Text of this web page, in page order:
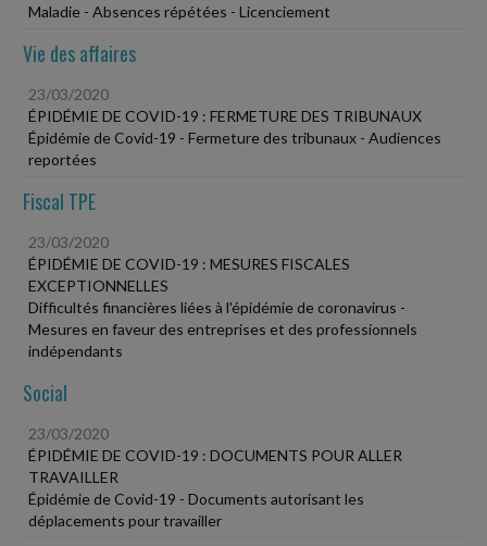
Maladie - Absences répétées - Licenciement
Vie des affaires
23/03/2020
ÉPIDÉMIE DE COVID-19 : FERMETURE DES TRIBUNAUX
Épidémie de Covid-19 - Fermeture des tribunaux - Audiences
reportées
Fiscal TPE
23/03/2020
ÉPIDÉMIE DE COVID-19 : MESURES FISCALES
EXCEPTIONNELLES
Difficultés financières liées à l'épidémie de coronavirus -
Mesures en faveur des entreprises et des professionnels
indépendants
Social
23/03/2020
ÉPIDÉMIE DE COVID-19 : DOCUMENTS POUR ALLER
TRAVAILLER
Épidémie de Covid-19 - Documents autorisant les
déplacements pour travailler